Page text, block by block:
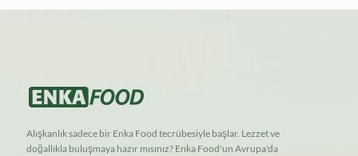
Alışkanlık sadece bir Enka Food tecrübesiyle başlar. Lezzet ve
doğallıkla buluşmaya hazır mısınız? Enka Food'un Avrupa'da